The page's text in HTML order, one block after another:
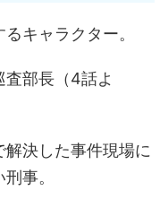
キャラクター。
査部長（4話よ
決した事件現場に
事。